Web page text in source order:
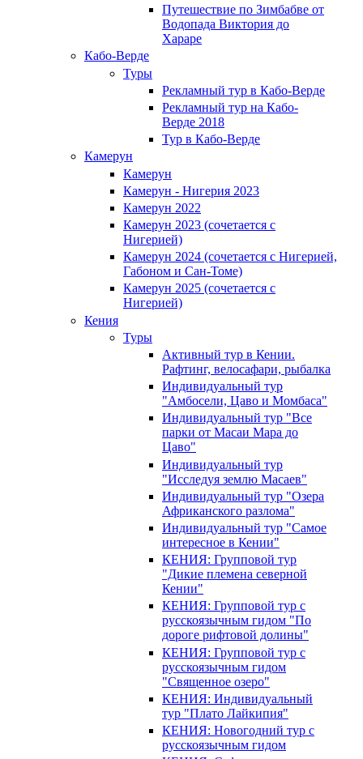
Путешествие по Зимбабве от
Водопада Виктория до
Хараре
Кабо-Верде
Туры
Рекламный тур в Кабо-Верде
Рекламный тур на Кабо-
Верде 2018
Тур в Кабо-Верде
Камерун
Камерун
Камерун - Нигерия 2023
Камерун 2022
Камерун 2023 (сочетается с
Нигерией)
Камерун 2024 (сочетается с Нигерией,
Габоном и Сан-Томе)
Камерун 2025 (сочетается с
Нигерией)
Кения
Туры
Активный тур в Кении.
Рафтинг, велосафари, рыбалка
Индивидуальный тур
"Амбосели, Цаво и Момбаса"
Индивидуальный тур "Все
парки от Масаи Мара до
Цаво"
Индивидуальный тур
"Исследуя землю Масаев"
Индивидуальный тур "Озера
Африканского разлома"
Индивидуальный тур "Самое
интересное в Кении"
КЕНИЯ: Групповой тур
"Дикие племена северной
Кении"
КЕНИЯ: Групповой тур с
русскоязычным гидом "По
дороге рифтовой долины"
КЕНИЯ: Групповой тур с
русскоязычным гидом
"Священное озеро"
КЕНИЯ: Индивидуальный
тур "Плато Лайкипия"
КЕНИЯ: Новогодний тур с
русскоязычным гидом